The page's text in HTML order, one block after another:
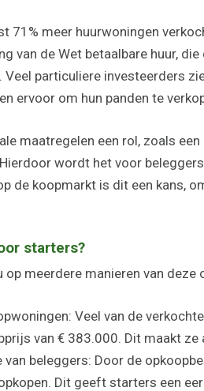
71% meer huurwoningen
van de Wet betaalbare huur,
particuliere investeerders
ervoor om hun panden te
maatregelen een rol, zoals
wordt het voor
de koopmarkt is dit een kans,
starters?
meerdere manieren van deze
Veel van de
van € 383.000. Dit maakt
beleggers: Door de
Dit geeft starters een